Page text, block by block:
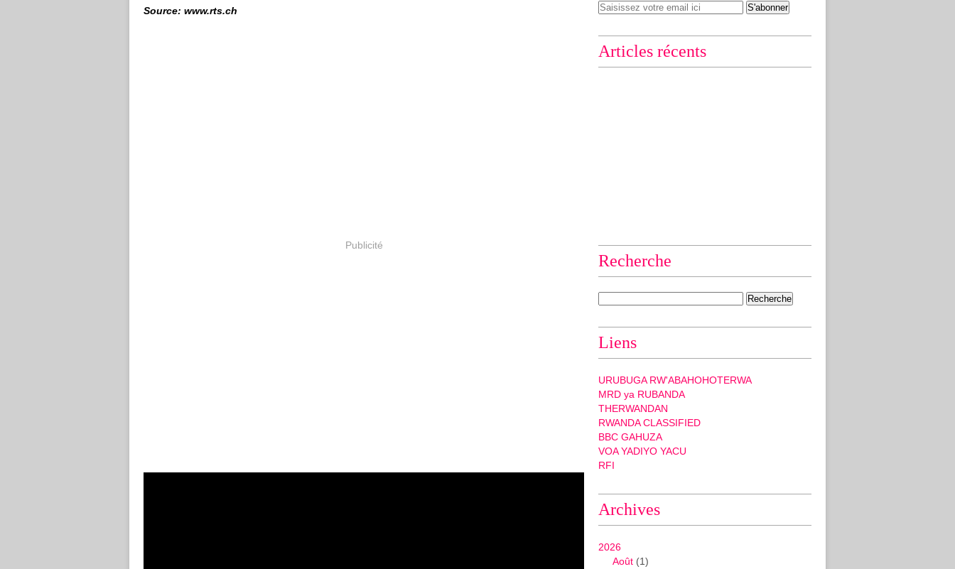
Source: www.rts.ch
Publicité
Articles récents
Recherche
Liens
URUBUGA RW'ABAHOHOTERWA
MRD ya RUBANDA
THERWANDAN
RWANDA CLASSIFIED
BBC GAHUZA
VOA YADIYO YACU
RFI
Archives
2026
Août (1)